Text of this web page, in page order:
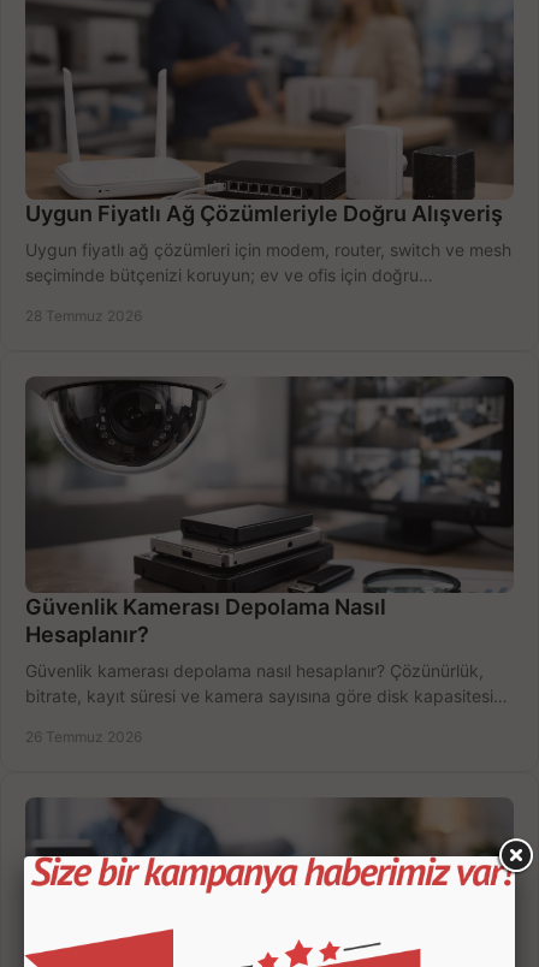
Uygun Fiyatlı Ağ Çözümleriyle Doğru Alışveriş
Uygun fiyatlı ağ çözümleri için modem, router, switch ve mesh
seçiminde bütçenizi koruyun; ev ve ofis için doğru
28 Temmuz 2026
Güvenlik Kamerası Depolama Nasıl
Hesaplanır?
Güvenlik kamerası depolama nasıl hesaplanır? Çözünürlük,
bitrate, kayıt süresi ve kamera sayısına göre disk kapasitesini
26 Temmuz 2026